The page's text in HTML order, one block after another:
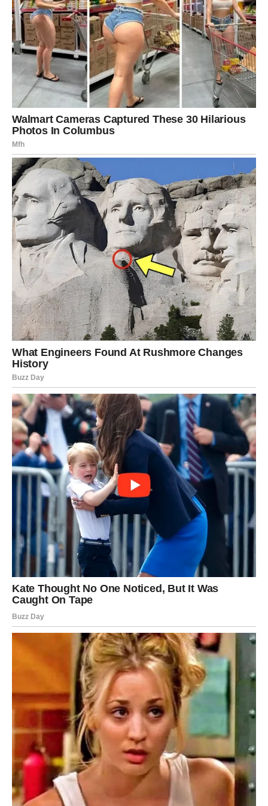
zagrlim i pokažem ti koliko mi značiš.” Taj trenutak bio je bolan
podsjetnik da i on pati, ne samo zbog bolesti, nego i zbog
osjećaja da ženi oduzima život.Njegova briga za nju, uprkos
sopstvenoj patnji, pokazala je koliko je ljubav bila
obostrana i snažna.
Stručnjaci izKliničkog centra Univerziteta u Sarajevu
više
puta su naglašavali da u procesu dugotrajne njege često
stradaju i partneri-njegovatelji. Oni ističu da se briga za
bolesnog člana porodice mora kombinovati s brigom o
sopstvenom mentalnom zdravlju. U suprotnom, iscrpljenost i
emocionalni slom postaju neminovni. Ova priča upravo
potvrđuje koliko je teško pronaći ravnotežu između
bezuslovne ljubavi i očuvanja vlastitog identiteta.
Vremenom je shvatila da ne može biti samo njegovatelj,
već i žena koja mora ostati vjerna sebi. Ali kako pronaći
prostor za sebe kada je druga osoba potpuno zavisna?
Prestala je izlaziti, viđati prijatelje i brinuti o svom izgledu.
Njeno postojanje se stopilo s njegovim, a ona je osjećala da
nestaje kao osoba. Tek kada je osjetila da gubi sebe,
počela je tražiti načine da pronađe ravnotežu – da ga voli,
ali i da sačuva ono što jeste.
Psiholozi s Filozofskog fakulteta u Banjaluci
u svojim
nesvjesno upadaju u zamku potpune žrtve. Oni preporučuju
male korake ka očuvanju sebe – razgovore s prijateljima,
vrijeme za odmor i podsjećanje na vlastite potrebe. Jer samo
osoba koja je dovoljno snažna i stabilna može dugoročno
pomagati drugome. Ova priča jasno pokazuje kako bez tih
ravnoteža lako dođe do potpunog gubitka vlastitog identiteta.
Prekretnica je došla neočekivano. Jednog dana, suprug je
tražio da ga obrije i da mu donese novine. Činilo se kao obično
jutro, ali u njegovom osmijehu i smirenosti bilo je nešto
drugačije. Dok je ona na trenutak otišla da kupi čokoladu koju
je zatražio, ostavio joj je poruku na novinama. Napisao je:
“Hvala ti za sve, nije trebalo da se žrtvuješ toliko. Sad s mirom
popij kafu i zasladi se, a kad se opet sretnemo, ja ću tebe da